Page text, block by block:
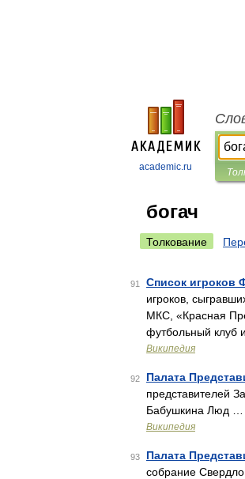
academic.ru
богач
Толкование
91 Список игроков
игроков,
МКС, «Красная
футбольный клуб
Википедия
92 Палата
представителей
Бабушкина Люд …
Википедия
93 Палата
собрание